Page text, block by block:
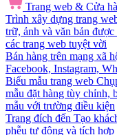
Trang web & Cửa
Trình xây dựng trang
trữ, ảnh và văn bản
các trang web tuyệt vời
Bán hàng trên mạng xã
Facebook, Instagram,
Biểu mẫu trang web
mẫu đặt hàng tùy chỉnh,
mẫu với trường điều kiện
Trang đích đến Tạo
phễu tự động và tích